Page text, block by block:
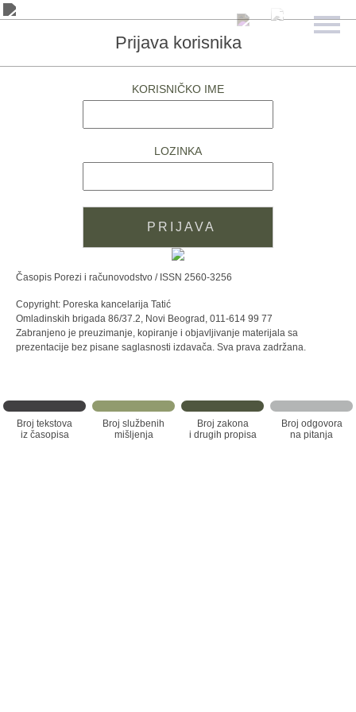
Prijava korisnika
KORISNIČKO IME
LOZINKA
Časopis Porezi i računovodstvo / ISSN 2560-3256
Copyright: Poreska kancelarija Tatić
Omladinskih brigada 86/37.2, Novi Beograd, 011-614 99 77
Zabranjeno je preuzimanje, kopiranje i objavljivanje materijala sa
prezentacije bez pisane saglasnosti izdavača. Sva prava zadržana.
Broj tekstova
iz časopisa
Broj službenih
mišljenja
Broj zakona
i drugih propisa
Broj odgovora
na pitanja